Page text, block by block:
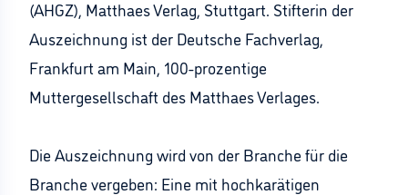
(AHGZ), Matthaes Verlag, Stuttgart. Stifterin der
Auszeichnung ist der Deutsche Fachverlag,
Frankfurt am Main, 100-prozentige
Muttergesellschaft des Matthaes Verlages.
Die Auszeichnung wird von der Branche für die
Branche vergeben: Eine mit hochkarätigen